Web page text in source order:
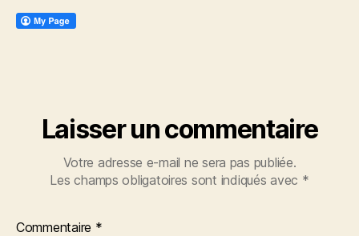
Laisser un commentaire
Votre adresse e-mail ne sera pas publiée.
Les champs obligatoires sont indiqués avec *
Commentaire *